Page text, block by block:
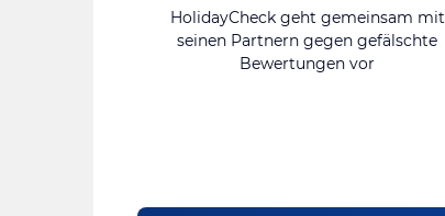
HolidayCheck geht gemeinsam mit
seinen Partnern gegen gefälschte
Bewertungen vor